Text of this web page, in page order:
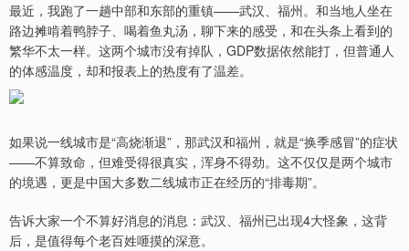
最近，我跑了一趟中部和东部的重镇——武汉、福州。和当地人坐在
路边摊啃着鸭脖子、喝着鱼丸汤，聊下来的感受，和在头条上看到的
繁华不太一样。这两个城市没有掉队，GDP数据依然能打，但普通人
的体感温度，却和报表上的热度有了温差。
如果说一线城市是“高烧渐退”，那武汉和福州，就是“换季感冒”的症状
——不算致命，但难受得很真实，浑身不得劲。这不仅仅是两个城市
的境遇，更是中国大多数二线城市正在经历的“排毒期”。
告诉大家一个不算好消息的消息：武汉、福州已出现4大怪象，这背
后，是值得每个老百姓咂摸的深意。